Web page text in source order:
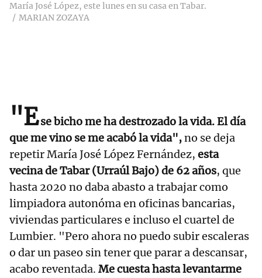
María José López, este lunes en su casa en Tabar.
MARIAN ZOZAYA
"Ese bicho me ha destrozado la vida. El día
que me vino se me acabó la vida",no se deja
repetir María José López Fernández, esta
vecina de Tabar (Urraúl Bajo) de 62 años, que
hasta 2020 no daba abasto a trabajar como
limpiadora autonóma en oficinas bancarias,
viviendas particulares e incluso el cuartel de
Lumbier. "Pero ahora no puedo subir escaleras
o dar un paseo sin tener que parar a descansar,
acabo reventada. Me cuesta hasta levantarme